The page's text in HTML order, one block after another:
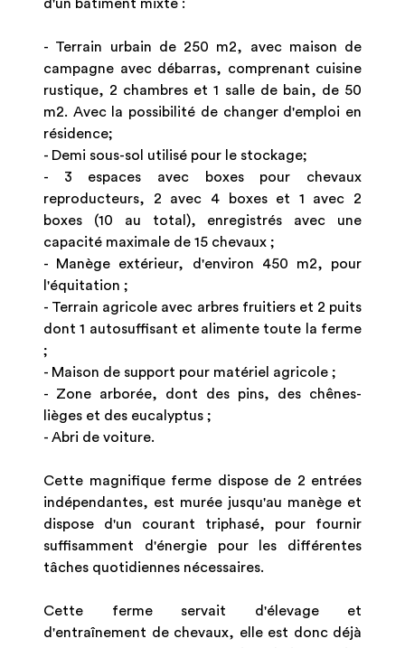
d'un bâtiment mixte :
- Terrain urbain de 250 m2, avec maison de
campagne avec débarras, comprenant cuisine
rustique, 2 chambres et 1 salle de bain, de 50
m2. Avec la possibilité de changer d'emploi en
résidence;
- Demi sous-sol utilisé pour le stockage;
- 3 espaces avec boxes pour chevaux
reproducteurs, 2 avec 4 boxes et 1 avec 2
boxes (10 au total), enregistrés avec une
capacité maximale de 15 chevaux ;
- Manège extérieur, d'environ 450 m2, pour
l'équitation ;
- Terrain agricole avec arbres fruitiers et 2 puits
dont 1 autosuffisant et alimente toute la ferme
;
- Maison de support pour matériel agricole ;
- Zone arborée, dont des pins, des chênes-
lièges et des eucalyptus ;
- Abri de voiture.
Cette magnifique ferme dispose de 2 entrées
indépendantes, est murée jusqu'au manège et
dispose d'un courant triphasé, pour fournir
suffisamment d'énergie pour les différentes
tâches quotidiennes nécessaires.
Cette ferme servait d'élevage et
d'entraînement de chevaux, elle est donc déjà